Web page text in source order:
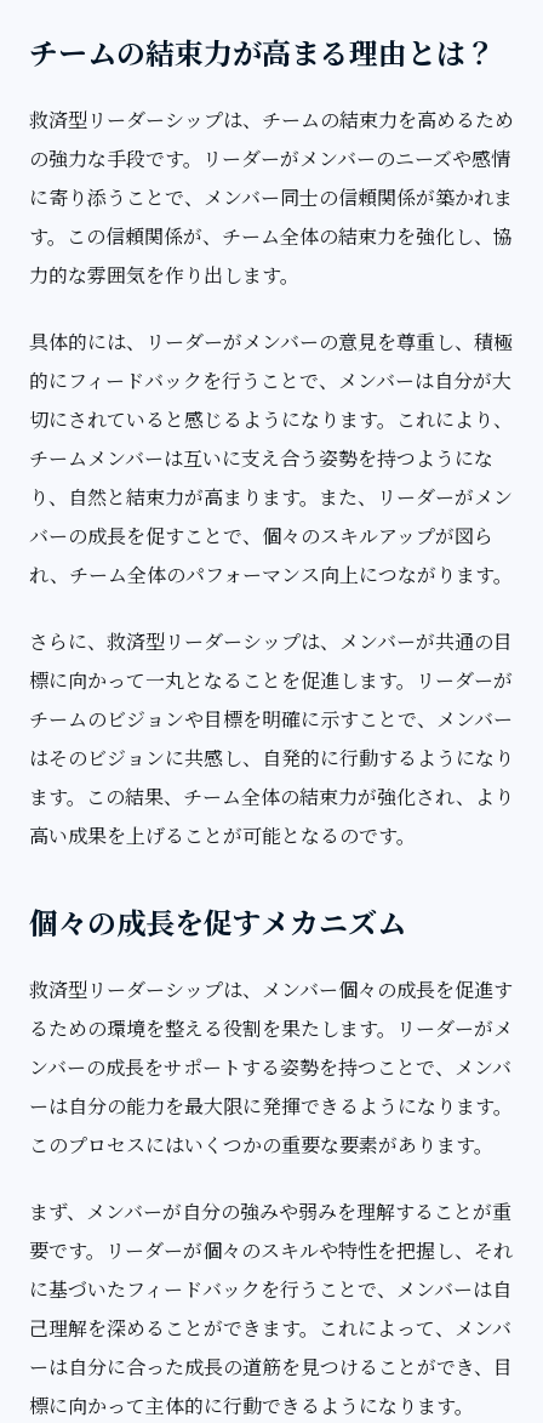
チームの結束力が高まる理由とは？
救済型リーダーシップは、チームの結束力を高めるため
の強力な手段です。リーダーがメンバーのニーズや感情
に寄り添うことで、メンバー同士の信頼関係が築かれま
す。この信頼関係が、チーム全体の結束力を強化し、協
力的な雰囲気を作り出します。
具体的には、リーダーがメンバーの意見を尊重し、積極
的にフィードバックを行うことで、メンバーは自分が大
切にされていると感じるようになります。これにより、
チームメンバーは互いに支え合う姿勢を持つようにな
り、自然と結束力が高まります。また、リーダーがメン
バーの成長を促すことで、個々のスキルアップが図ら
れ、チーム全体のパフォーマンス向上につながります。
さらに、救済型リーダーシップは、メンバーが共通の目
標に向かって一丸となることを促進します。リーダーが
チームのビジョンや目標を明確に示すことで、メンバー
はそのビジョンに共感し、自発的に行動するようになり
ます。この結果、チーム全体の結束力が強化され、より
高い成果を上げることが可能となるのです。
個々の成長を促すメカニズム
救済型リーダーシップは、メンバー個々の成長を促進す
るための環境を整える役割を果たします。リーダーがメ
ンバーの成長をサポートする姿勢を持つことで、メンバ
ーは自分の能力を最大限に発揮できるようになります。
このプロセスにはいくつかの重要な要素があります。
まず、メンバーが自分の強みや弱みを理解することが重
要です。リーダーが個々のスキルや特性を把握し、それ
に基づいたフィードバックを行うことで、メンバーは自
己理解を深めることができます。これによって、メンバ
ーは自分に合った成長の道筋を見つけることができ、目
標に向かって主体的に行動できるようになります。